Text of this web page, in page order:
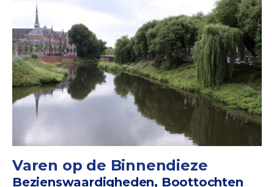
Varen op de Binnendieze
Bezienswaardigheden, Boottochten